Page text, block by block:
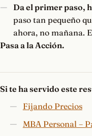
Da el primer paso,
paso tan pequeño
ahora, no mañana.
Pasa a la Acción.
Si te ha servido este
Fijando Precios
MBA Personal –